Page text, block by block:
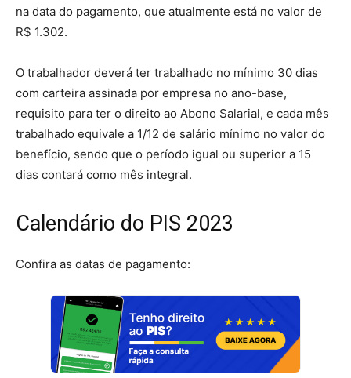
na data do pagamento, que atualmente está no valor de
R$ 1.302.
O trabalhador deverá ter trabalhado no mínimo 30 dias
com carteira assinada por empresa no ano-base,
requisito para ter o direito ao Abono Salarial, e cada mês
trabalhado equivale a 1/12 de salário mínimo no valor do
benefício, sendo que o período igual ou superior a 15
dias contará como mês integral.
Calendário do PIS 2023
Confira as datas de pagamento: